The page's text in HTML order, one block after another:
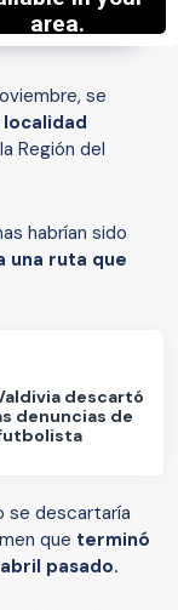
se
Región del
habrían sido
una ruta que
descartó
denuncias de
se descartaría
que terminó
pasado.